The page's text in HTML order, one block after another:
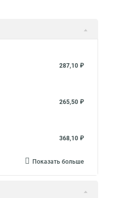
287,10 ₽
265,50 ₽
368,10 ₽
Показать больше